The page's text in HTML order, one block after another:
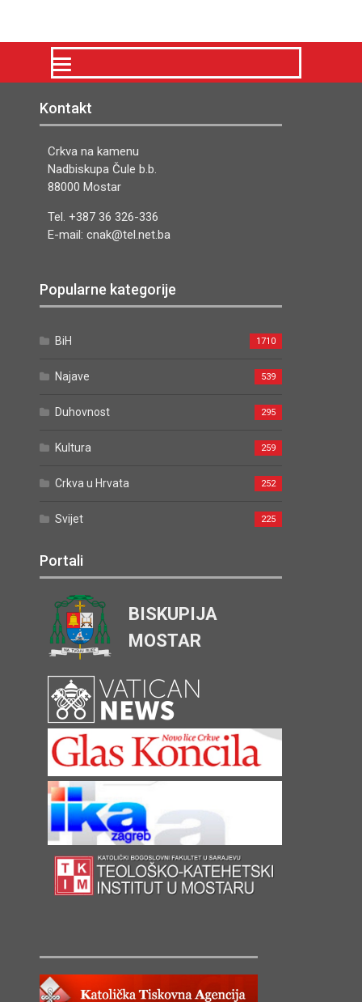
Kontakt
Crkva na kamenu
Nadbiskupa Čule b.b.
88000 Mostar
Tel. +387 36 326-336
E-mail: cnak@tel.net.ba
Popularne kategorije
BiH 1710
Najave 539
Duhovnost 295
Kultura 259
Crkva u Hrvata 252
Svijet 225
Portali
BISKUPIJA
MOSTAR